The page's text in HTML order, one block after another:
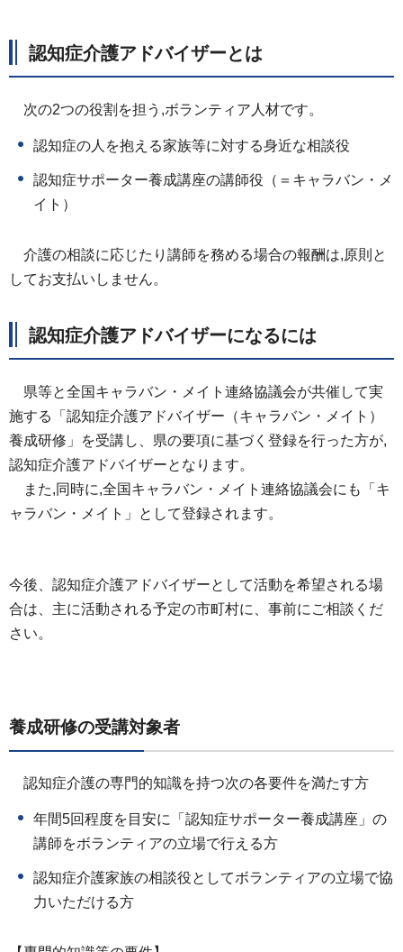
認知症介護アドバイザーとは
次の2つの役割を担う,ボランティア人材です。
認知症の人を抱える家族等に対する身近な相談役
認知症サポーター養成講座の講師役（＝キャラバン・メ
イト）
介護の相談に応じたり講師を務める場合の報酬は,原則と
してお支払いしません。
認知症介護アドバイザーになるには
県等と全国キャラバン・メイト連絡協議会が共催して実
施する「認知症介護アドバイザー（キャラバン・メイト）
養成研修」
を受講し、県の要項に基づく登録を行った方が,
認知症介護アドバイザーとなります。
また,同時に,全国キャラバン・メイト連絡協議会にも「キ
ャラバン・メイト」として登録されます。
今後、認知症介護アドバイザーとして活動を希望される場
合は、主に活動される予定の市町村に、事前にご相談くだ
さい。
養成研修の受講対象者
認知症介護の専門的知識を持つ次の各要件を満たす方
年間5回程度を目安に「認知症サポーター養成講座」の
講師をボランティアの立場で行える方
認知症介護家族の相談役としてボランティアの立場で協
力いただける方